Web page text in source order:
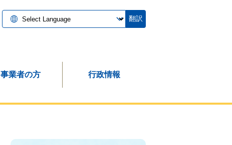
翻訳
事業者の方 行政情報